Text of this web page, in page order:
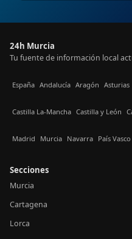
24h Murcia
Tu fuente de información local
España Andalucía Aragón Asturias
Castilla La-Mancha Castilla y León
Madrid Murcia Navarra País Vasco
Secciones
Murcia
Cartagena
Lorca